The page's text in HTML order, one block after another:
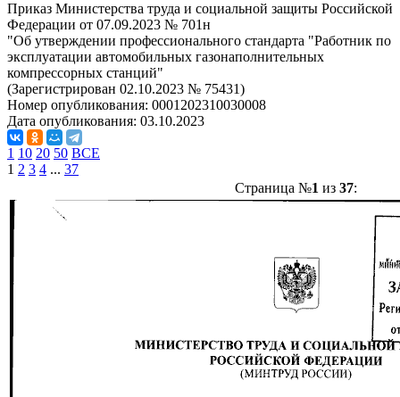
Приказ Министерства труда и социальной защиты Российской
Федерации от 07.09.2023 № 701н
"Об утверждении профессионального стандарта "Работник по
эксплуатации автомобильных газонаполнительных
компрессорных станций"
(Зарегистрирован 02.10.2023 № 75431)
Номер опубликования: 0001202310030008
Дата опубликования: 03.10.2023
1 10 20 50 ВСЕ
1 2 3 4 ... 37
Страница №1 из 37: